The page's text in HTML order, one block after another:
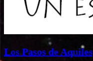
Los Pasos de Aquiles